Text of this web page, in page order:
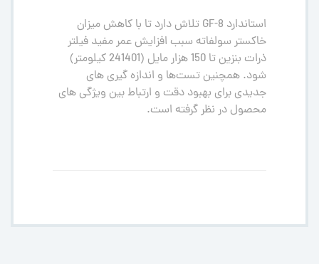
استاندارد GF-8 تلاش دارد تا با کاهش میزان
خاکستر سولفاته سبب افزایش عمر مفید فیلتر
ذرات بنزین تا 150 هزار مایل (241401 کیلومتر)
شود. همچنین تست‌ها و اندازه گیری های
جدیدی برای بهبود دقت و ارتباط بین ویژگی های
محصول در نظر گرفته است.